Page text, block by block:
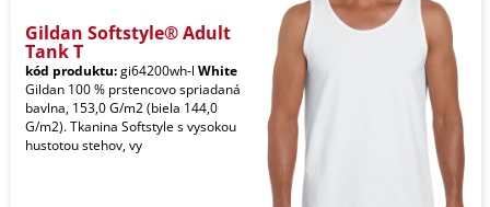
Gildan Softstyle® Adult
Tank T
kód produktu:gi64200wh-l White
Gildan 100 % prstencovo spriadaná
bavlna, 153,0 G/m2 (biela 144,0
G/m2). Tkanina Softstyle s vysokou
hustotou stehov, vy